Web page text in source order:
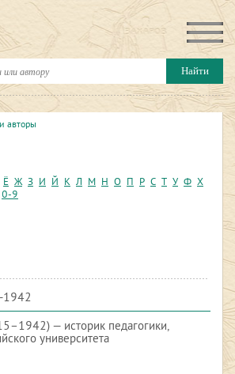
авторы
Ё Ж З И Й К Л М Н О П Р С Т У Ф Х
0-9
1942
— историк педагогики,
университета